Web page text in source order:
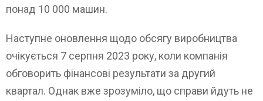
понад 10 000 машин.
Наступне оновлення щодо обсягу виробництва
очікується 7 серпня 2023 року, коли компанія
обговорить фінансові результати за другий
квартал. Однак вже зрозуміло, що справи йдуть не